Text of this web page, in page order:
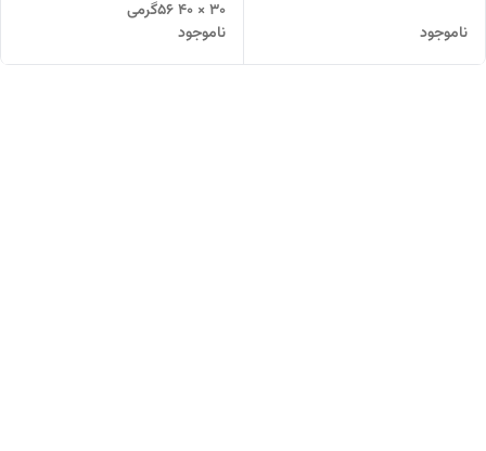
ناموجود
30 × 40 56گرمی
ناموجود